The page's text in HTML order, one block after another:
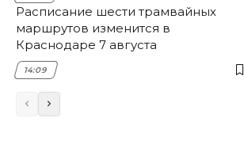
Расписание шести трамвайных
маршрутов изменится в
Краснодаре 7 августа
14:09